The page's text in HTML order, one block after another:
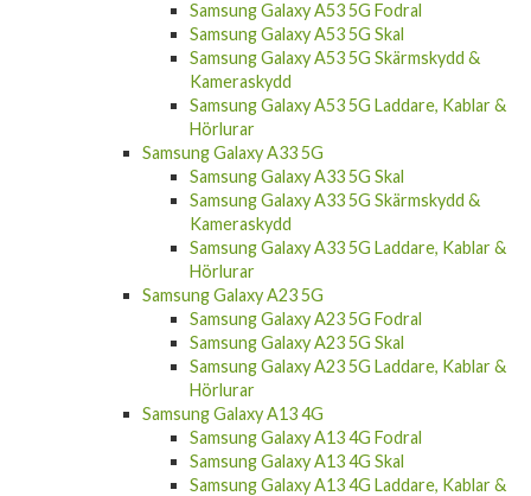
Samsung Galaxy A53 5G Skal
Samsung Galaxy A53 5G Skärmskydd &
Kameraskydd
Samsung Galaxy A53 5G Laddare, Kablar &
Hörlurar
Samsung Galaxy A33 5G
Samsung Galaxy A33 5G Skal
Samsung Galaxy A33 5G Skärmskydd &
Kameraskydd
Samsung Galaxy A33 5G Laddare, Kablar &
Hörlurar
Samsung Galaxy A23 5G
Samsung Galaxy A23 5G Fodral
Samsung Galaxy A23 5G Skal
Samsung Galaxy A23 5G Laddare, Kablar &
Hörlurar
Samsung Galaxy A13 4G
Samsung Galaxy A13 4G Fodral
Samsung Galaxy A13 4G Skal
Samsung Galaxy A13 4G Laddare, Kablar &
Hörlurar